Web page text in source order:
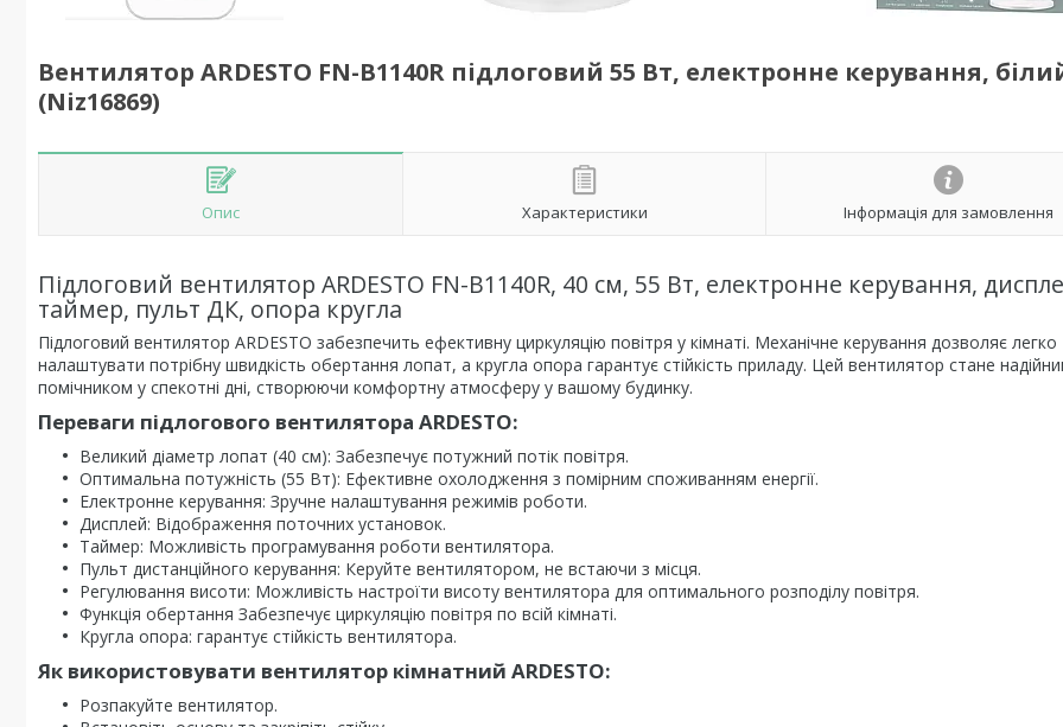
Вентилятор ARDESTO FN-B1140R підлоговий 55 Вт, електронне керування,
(Niz16869)
Опис Характеристики Інформація для замовлення
Підлоговий вентилятор ARDESTO FN-B1140R, 40 см, 55 Вт, електронне керування,
таймер, пульт ДК, опора кругла
Підлоговий вентилятор ARDESTO забезпечить ефективну циркуляцію повітря у кімнаті. Механічне керування дозволяє легко
налаштувати потрібну швидкість обертання лопат, а кругла опора гарантує стійкість приладу. Цей вентилятор стане
помічником у спекотні дні, створюючи комфортну атмосферу у вашому будинку.
Переваги підлогового вентилятора ARDESTO:
Великий діаметр лопат (40 см): Забезпечує потужний потік повітря.
Оптимальна потужність (55 Вт): Ефективне охолодження з помірним споживанням енергії.
Електронне керування: Зручне налаштування режимів роботи.
Дисплей: Відображення поточних установок.
Таймер: Можливість програмування роботи вентилятора.
Пульт дистанційного керування: Керуйте вентилятором, не встаючи з місця.
Регулювання висоти: Можливість настроїти висоту вентилятора для оптимального розподілу повітря.
Функція обертання Забезпечує циркуляцію повітря по всій кімнаті.
Кругла опора: гарантує стійкість вентилятора.
Як використовувати вентилятор кімнатний ARDESTO:
Розпакуйте вентилятор.